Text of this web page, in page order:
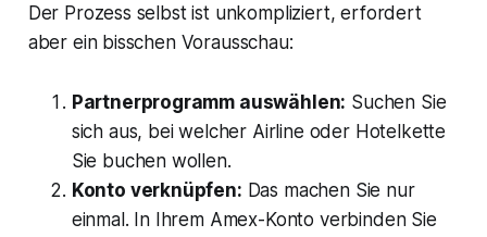
Der Prozess selbst ist unkompliziert, erfordert
aber ein bisschen Vorausschau:
Partnerprogramm auswählen: Suchen Sie
sich aus, bei welcher Airline oder Hotelkette
Sie buchen wollen.
Konto verknüpfen: Das machen Sie nur
einmal. In Ihrem Amex-Konto verbinden Sie